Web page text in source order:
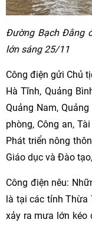
Đường Bạch Đằng
lớn sáng 25/11
Công điện gửi Chủ
Hà Tĩnh, Quảng
Quảng Nam,
phòng, Công an,
Phát triển nông
Giáo dục và Đào
Công điện nêu:
là tại các tỉnh Thừa
xảy ra mưa lớn kéo